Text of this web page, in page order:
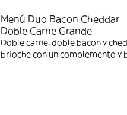
Menú Duo Bacon Cheddar
Doble Carne Grande
Doble carne, doble bacon y
brioche con un complemento y